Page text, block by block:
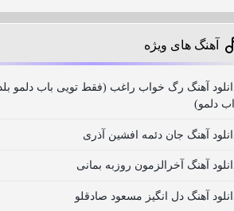
آهنگ های ویژه
آهنگ رگ خواب راغب (فقط تویی باب دلمو
دلمو)
آهنگ جان دئمه افشین آذری
آهنگ آخرالزمون روزبه بمانی
آهنگ دل انگیز مسعود صادقلو